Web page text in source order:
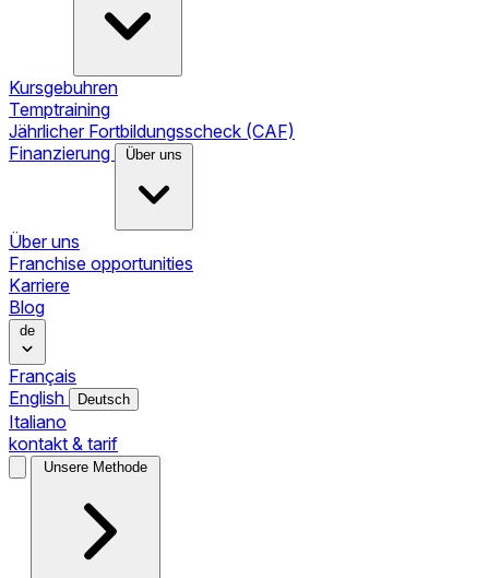
Kursgebuhren
Temptraining
Jährlicher Fortbildungsscheck (CAF)
Finanzierung
Über uns
Über uns
Franchise opportunities
Karriere
Blog
de
Français
English
Deutsch
Italiano
kontakt & tarif
Unsere Methode